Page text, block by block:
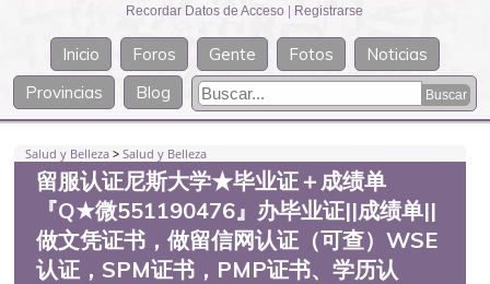
Recordar Datos de Acceso | Registrarse
Inicio Foros Gente Fotos
Noticias
Provincias
Blog
Salud y Belleza >Salud y Belleza
留服认证尼斯大学★毕业证＋成绩单
『Q★微551190476』办毕业证||成绩单||
做文凭证书，做留信网认证（可查）WSE
认证，SPM证书，PMP证书、学历认